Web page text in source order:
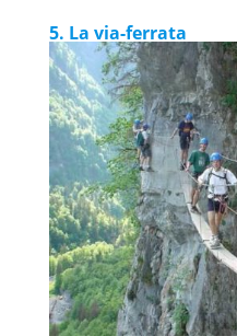
5. La via-ferrata